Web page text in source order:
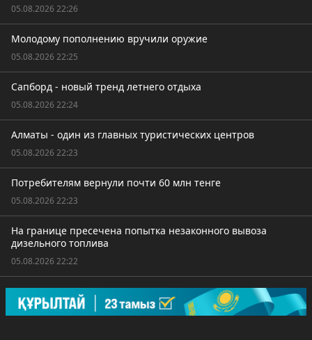
05.08.2026 22:26
Молодому пополнению вручили оружие
05.08.2026 22:25
Сапборд - новый тренд летнего отдыха
05.08.2026 22:24
Алматы - один из главных туристических центров
05.08.2026 22:23
Потребителям вернули почти 60 млн тенге
05.08.2026 22:23
На границе пресечена попытка незаконного вывоза
дизельного топлива
05.08.2026 22:22